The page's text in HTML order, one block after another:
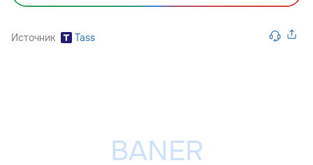
Источник Tass